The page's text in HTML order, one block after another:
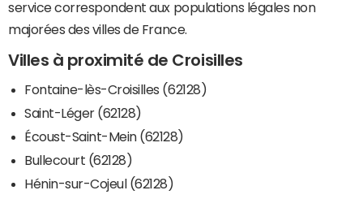
service correspondent aux populations légales non
majorées des villes de France.
Villes à proximité de Croisilles
Fontaine-lès-Croisilles (62128)
Saint-Léger (62128)
Écoust-Saint-Mein (62128)
Bullecourt (62128)
Hénin-sur-Cojeul (62128)